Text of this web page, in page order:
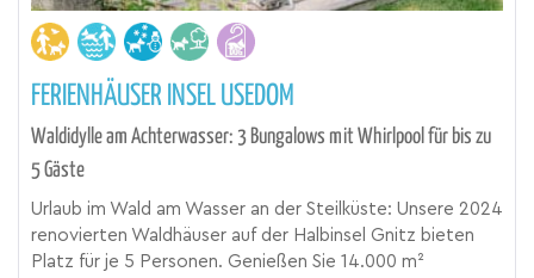
FERIENHÄUSER INSEL USEDOM
Waldidylle am Achterwasser: 3 Bungalows mit Whirlpool für bis zu
5 Gäste
Urlaub im Wald am Wasser an der Steilküste: Unsere 2024
renovierten Waldhäuser auf der Halbinsel Gnitz bieten
Platz für je 5 Personen. Genießen Sie 14.000 m²